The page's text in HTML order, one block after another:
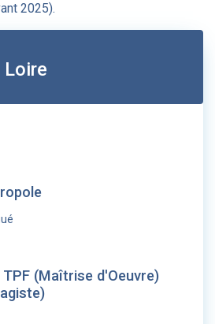
2025).
(Maîtrise d'Oeuvre)